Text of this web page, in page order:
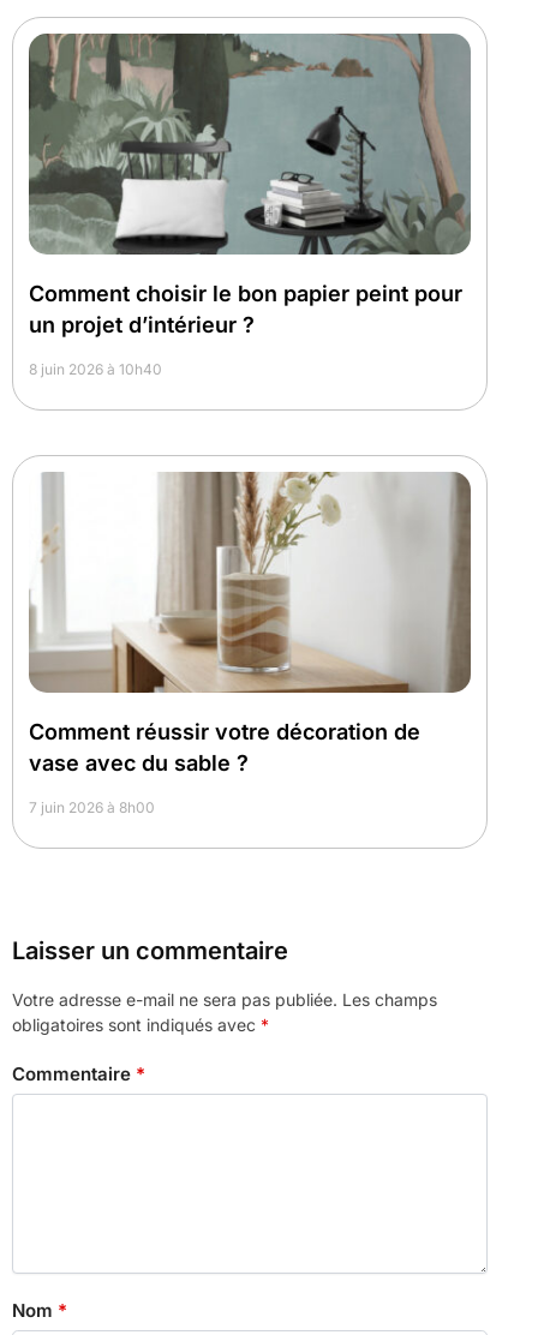
Comment choisir le bon papier peint pour
un projet d’intérieur ?
8 juin 2026 à 10h40
Comment réussir votre décoration de
vase avec du sable ?
7 juin 2026 à 8h00
Laisser un commentaire
Votre adresse e-mail ne sera pas publiée. Les champs
obligatoires sont indiqués avec *
Commentaire *
Nom *